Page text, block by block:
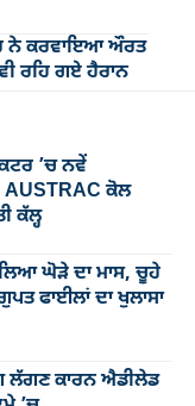
ਨੇ ਕਰਵਾਇਆ ਔਰਤ
ਰਹਿ ਗਏ ਹੈਰਾਨ
’ਚ ਨਵੇਂ
ਕੋਲ
ਕੱਲ੍ਹ
ਘੋੜੇ ਦਾ ਮਾਸ, ਚੂਹੇ
ਫਾਈਲਾਂ ਦਾ ਖੁਲਾਸਾ
ਲੱਗਣ ਕਾਰਨ ਐਡੀਲੇਡ